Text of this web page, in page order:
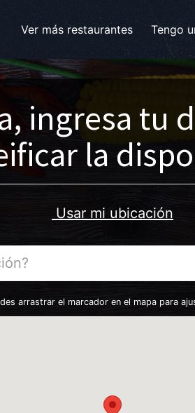
Ver más restaurantes Tengo
ingresa tu
la
Usar mi ubicación
arrastrar el marcador en el mapa para